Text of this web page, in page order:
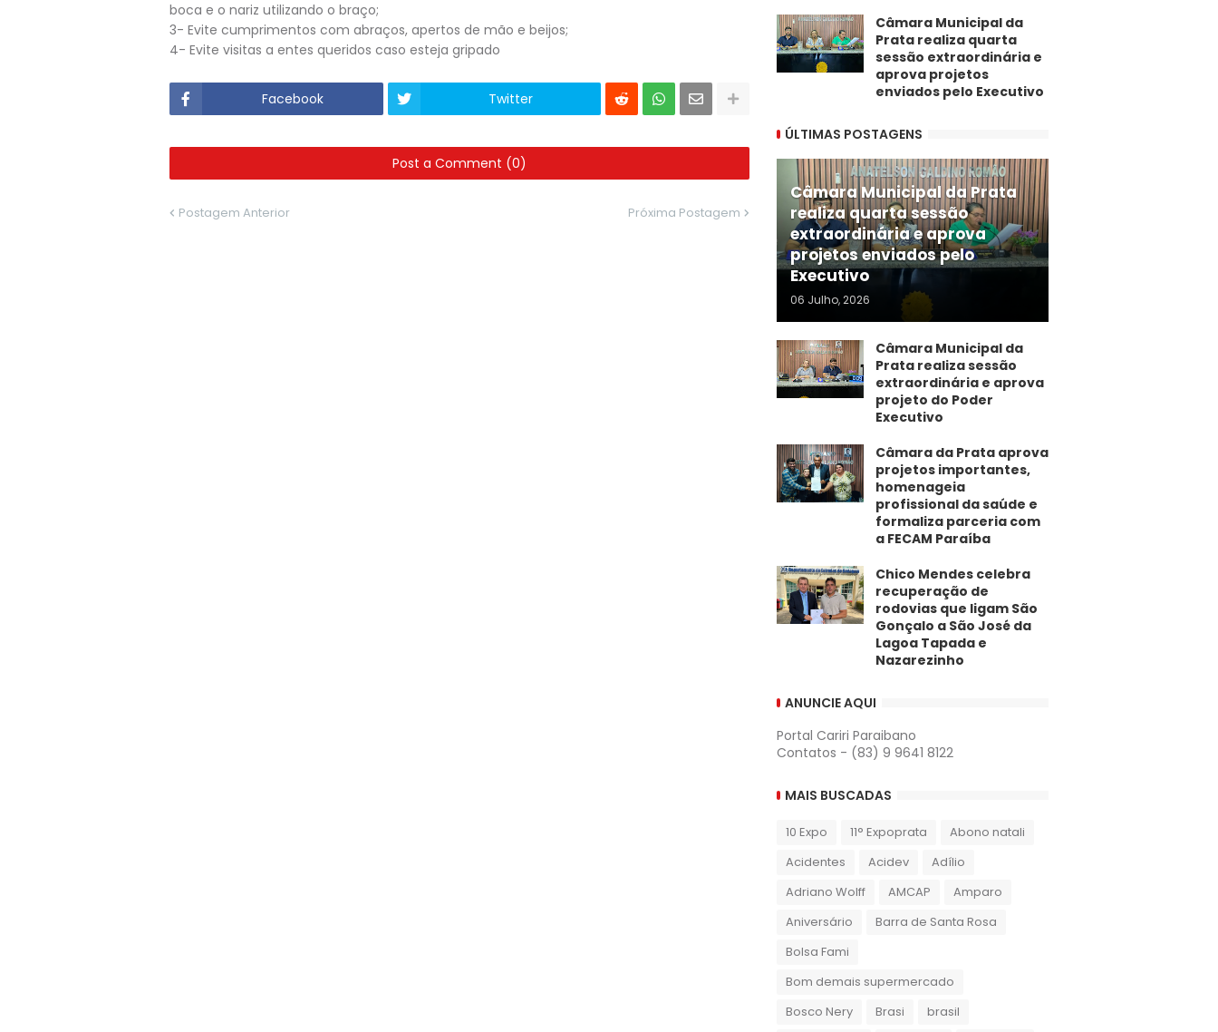
boca e o nariz utilizando o braço;
3- Evite cumprimentos com abraços, apertos de mão e beijos;
4- Evite visitas a entes queridos caso esteja gripado
Facebook Twitter
Post a Comment (0)
Postagem Anterior Próxima Postagem
Câmara Municipal da
Prata realiza quarta
sessão extraordinária e
aprova projetos
enviados pelo Executivo
ÚLTIMAS POSTAGENS
Câmara Municipal da Prata
realiza quarta sessão
extraordinária e aprova
projetos enviados pelo
Executivo
06 Julho, 2026
Câmara Municipal da
Prata realiza sessão
extraordinária e aprova
projeto do Poder
Executivo
​Câmara da Prata aprova
projetos importantes,
homenageia
profissional da saúde e
formaliza parceria com
a FECAM Paraíba
Chico Mendes celebra
recuperação de
rodovias que ligam São
Gonçalo a São José da
Lagoa Tapada e
Nazarezinho
ANUNCIE AQUI
Portal Cariri Paraibano
Contatos - (83) 9 9641 8122
MAIS BUSCADAS
10 Expo 11° Expoprata
Abono natali
Acidentes
Acidev
Adílio
Adriano Wolff
AMCAP
Amparo
Aniversário
Barra de Santa Rosa
Bolsa Fami
Bom demais supermercado
Bosco Nery
Brasi
brasil